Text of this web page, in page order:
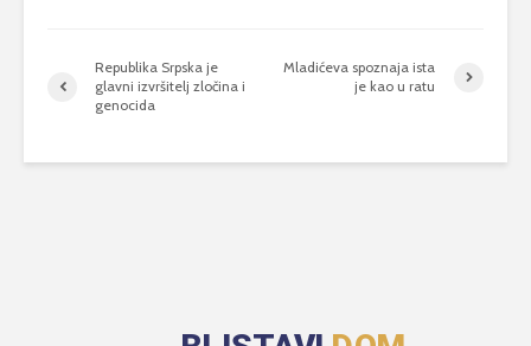
Republika Srpska je
glavni izvršitelj zločina i
genocida
Mladićeva spoznaja ista
je kao u ratu